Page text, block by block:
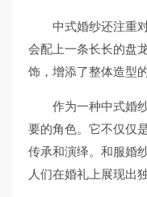
中式婚纱还注重
会配上一条长长的盘
饰，增添了整体造型
作为一种中式婚
要的角色。它不仅仅
传承和演绎。和服婚
人们在婚礼上展现出